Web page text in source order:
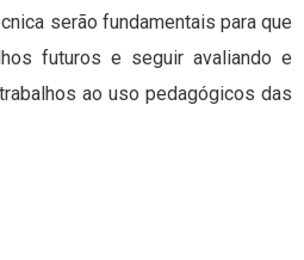
serão fundamentais para que
futuros e seguir avaliando e
ao uso pedagógicos das